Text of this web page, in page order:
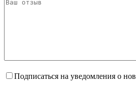
Подписаться на уведомления о